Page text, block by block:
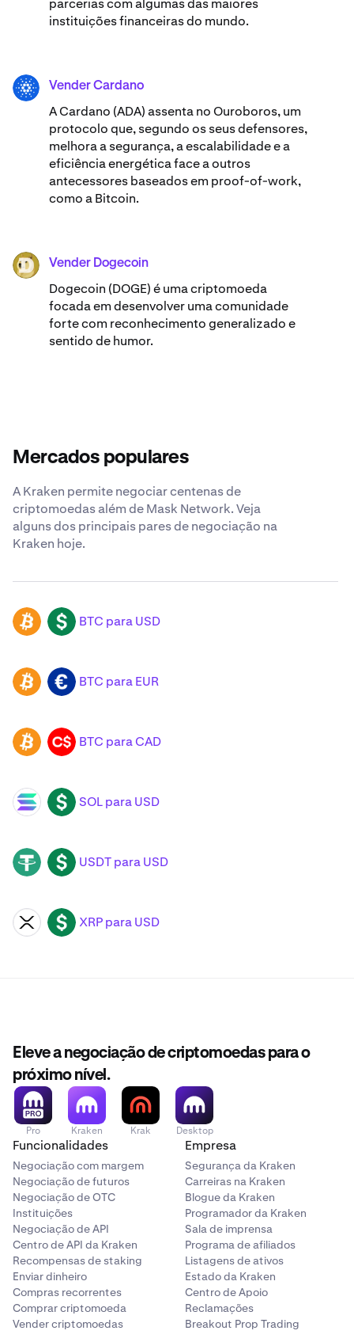
parcerias com algumas das maiores
instituições financeiras do mundo.
ADA Vender Cardano
A Cardano (ADA) ​assenta no Ouroboros, um
protocolo que, segundo os seus defensores,
melhora a segurança, a escalabilidade e a
eficiência energética face a outros
antecessores baseados em proof-of-work,
como a Bitcoin.
DOGE Vender Dogecoin
Dogecoin (DOGE) é uma criptomoeda
focada em desenvolver uma comunidade
forte com reconhecimento generalizado e
sentido de humor.
Mercados populares
A Kraken permite negociar centenas de
criptomoedas além de Mask Network. Veja
alguns dos principais pares de negociação na
Kraken hoje.
BTC USD BTC para USD
BTC EUR BTC para EUR
BTC CAD BTC para CAD
SOL USD SOL para USD
USDT USD USDT para USD
XRP USD XRP para USD
Eleve a negociação de criptomoedas para o
próximo nível.
Pro Kraken Krak Desktop
Funcionalidades
Negociação com margem
Negociação de futuros
Negociação de OTC
Instituições
Negociação de API
Centro de API da Kraken
Recompensas de staking
Enviar dinheiro
Compras recorrentes
Comprar criptomoeda
Vender criptomoedas
Empresa
Segurança da Kraken
Carreiras na Kraken
Blogue da Kraken
Programador da Kraken
Sala de imprensa
Programa de afiliados
Listagens de ativos
Estado da Kraken
Centro de Apoio
Reclamações
Breakout Prop Trading